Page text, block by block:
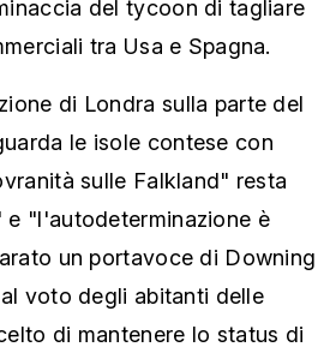
del tycoon di tagliare
tra Usa e Spagna.
di Londra sulla parte del
le isole contese con
sulle Falkland" resta
e "l'autodeterminazione è
un portavoce di Downing
voto degli abitanti delle
di mantenere lo status di